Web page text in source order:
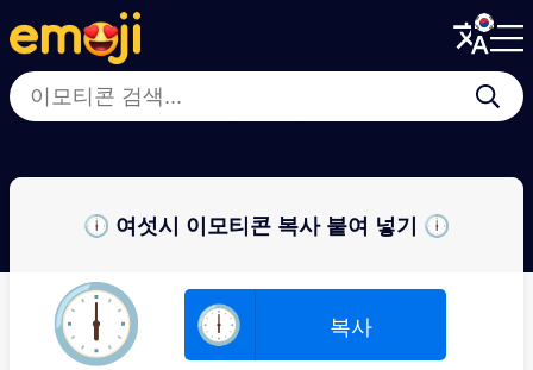
Menu
Close
Menu
Close
🕕 여섯시 이모티콘 복사 붙여 넣기 🕕
🕕 🕕 복사